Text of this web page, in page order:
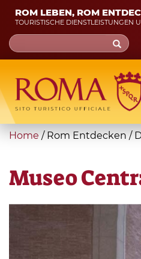
Skip
main
content
ROM LEBEN, ROM
TOURISTISCHE DIENSTLEISTUNGEN
Search
form
Suche
You
here
Home / Rom Entdecken /
Museo